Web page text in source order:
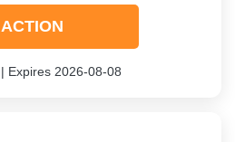
ACTION
| Expires 2026-08-08